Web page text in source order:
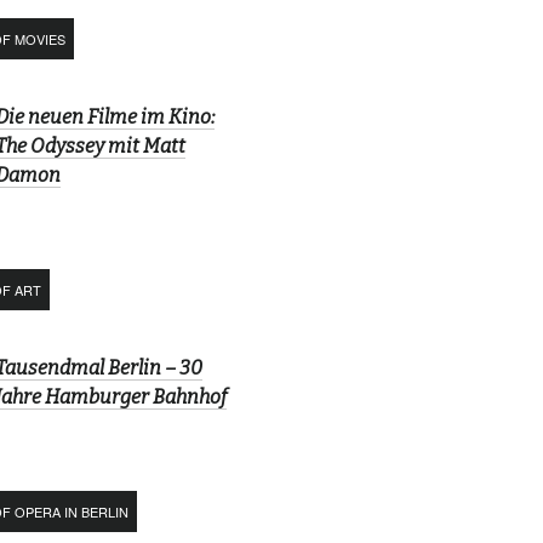
MOVIES
neuen Filme im Kino:
Odyssey mit Matt
ART
Berlin – 30
Hamburger Bahnhof
OPERA IN BERLIN